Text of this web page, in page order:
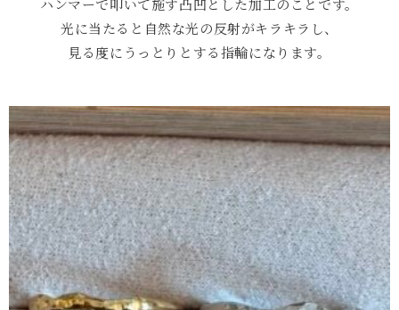
ハンマーで叩いて施す凸凹とした加工のことです。
光に当たると自然な光の反射がキラキラし、
見る度にうっとりとする指輪になります。